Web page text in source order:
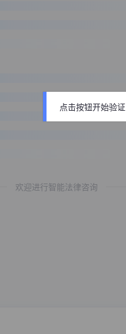
欢迎进行智能法律咨询
点击按钮开始验证